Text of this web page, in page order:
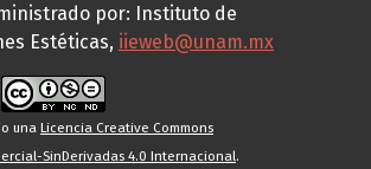
por: Instituto de
Estéticas, iieweb@unam.mx
una Licencia Creative Commons
SinDerivadas 4.0 Internacional.